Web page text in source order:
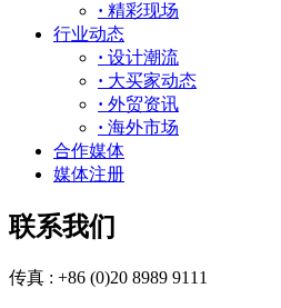
· 精彩现场
行业动态
· 设计潮流
· 大买家动态
· 外贸资讯
· 海外市场
合作媒体
媒体注册
联系我们
传真 : +86 (0)20 8989 9111